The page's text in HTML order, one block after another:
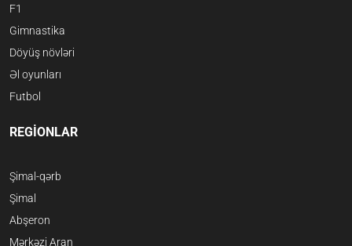
F1
Gimnastika
Döyüş növləri
Əl oyunları
Futbol
REGİONLAR
Şimal-qərb
Şimal
Abşeron
Mərkəzi Aran